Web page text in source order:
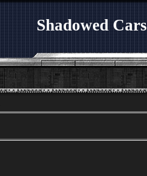
Shadowed Cars